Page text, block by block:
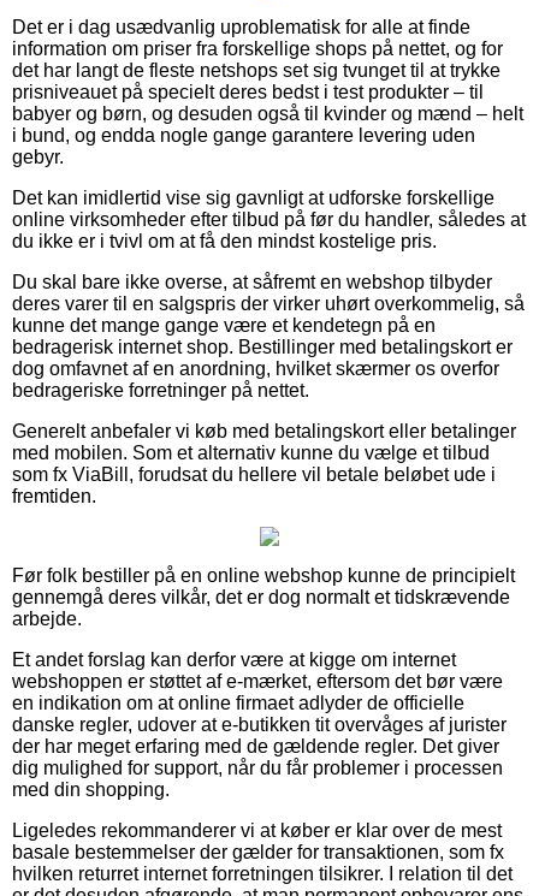
Det er i dag usædvanlig uproblematisk for alle at finde
information om priser fra forskellige shops på nettet, og for
det har langt de fleste netshops set sig tvunget til at trykke
prisniveauet på specielt deres bedst i test produkter – til
babyer og børn, og desuden også til kvinder og mænd – helt
i bund, og endda nogle gange garantere levering uden
gebyr.
Det kan imidlertid vise sig gavnligt at udforske forskellige
online virksomheder efter tilbud på før du handler, således at
du ikke er i tvivl om at få den mindst kostelige pris.
Du skal bare ikke overse, at såfremt en webshop tilbyder
deres varer til en salgspris der virker uhørt overkommelig, så
kunne det mange gange være et kendetegn på en
bedragerisk internet shop. Bestillinger med betalingskort er
dog omfavnet af en anordning, hvilket skærmer os overfor
bedrageriske forretninger på nettet.
Generelt anbefaler vi køb med betalingskort eller betalinger
med mobilen. Som et alternativ kunne du vælge et tilbud
som fx ViaBill, forudsat du hellere vil betale beløbet ude i
fremtiden.
Før folk bestiller på en online webshop kunne de principielt
gennemgå deres vilkår, det er dog normalt et tidskrævende
arbejde.
Et andet forslag kan derfor være at kigge om internet
webshoppen er støttet af e-mærket, eftersom det bør være
en indikation om at online firmaet adlyder de officielle
danske regler, udover at e-butikken tit overvåges af jurister
der har meget erfaring med de gældende regler. Det giver
dig mulighed for support, når du får problemer i processen
med din shopping.
Ligeledes rekommanderer vi at køber er klar over de mest
basale bestemmelser der gælder for transaktionen, som fx
hvilken returret internet forretningen tilsikrer. I relation til det